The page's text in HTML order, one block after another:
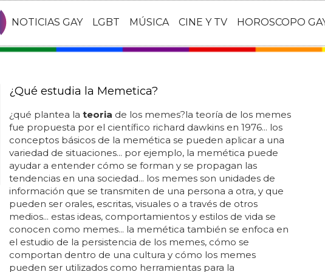
NOTICIAS GAY LGBT MÚSICA CINE Y TV HOROSCOPO
¿Qué estudia la Memetica?
¿qué plantea la teoria de los memes?la teoría de los memes
fue propuesta por el científico richard dawkins en 1976... los
conceptos básicos de la memética se pueden aplicar a una
variedad de situaciones... por ejemplo, la memética puede
ayudar a entender cómo se forman y se propagan las
tendencias en una sociedad... los memes son unidades de
información que se transmiten de una persona a otra, y que
pueden ser orales, escritas, visuales o a través de otros
medios... estas ideas, comportamientos y estilos de vida se
conocen como memes... la memética también se enfoca en
el estudio de la persistencia de los memes, cómo se
comportan dentro de una cultura y cómo los memes
pueden ser utilizados como herramientas para la